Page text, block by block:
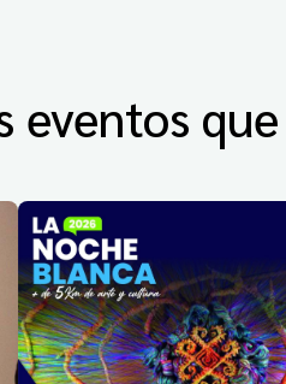
eventos